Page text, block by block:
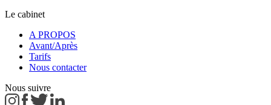
Le cabinet
A PROPOS
Avant/Après
Tarifs
Nous contacter
Nous suivre